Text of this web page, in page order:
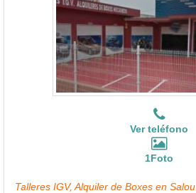
Ver teléfono
1Foto
Talleres IGV, Alquiler de Boxes en Salou